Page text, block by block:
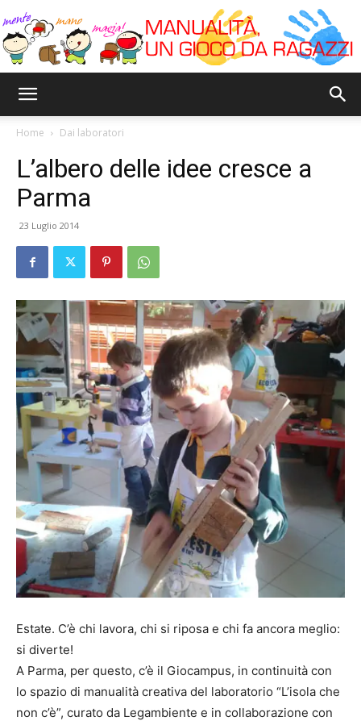
Home Dai laboratori
L’albero delle idee cresce a
Parma
23 Luglio 2014
Estate. C’è chi lavora, chi si riposa e chi fa ancora meglio:
si diverte!
A Parma, per questo, c’è il Giocampus, in continuità con
lo spazio di manualità creativa del laboratorio “L’isola che
non c’è”, curato da Legambiente e in collaborazione con